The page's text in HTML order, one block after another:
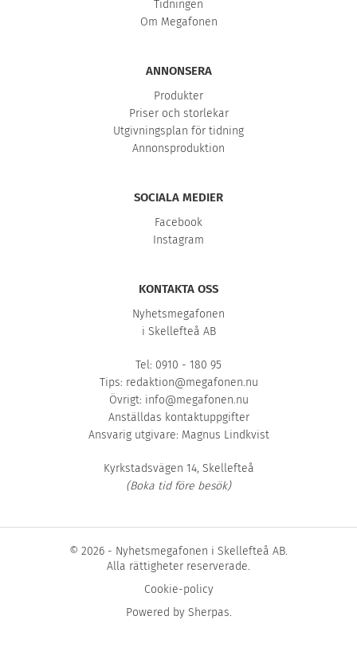
Tidningen
Om Megafonen
ANNONSERA
Produkter
Priser och storlekar
Utgivningsplan för tidning
Annonsproduktion
SOCIALA MEDIER
Facebook
Instagram
KONTAKTA OSS
Nyhetsmegafonen
i Skellefteå AB
Tel: 0910 - 180 95
Tips: redaktion@megafonen.nu
Övrigt: info@megafonen.nu
Anställdas kontaktuppgifter
Ansvarig utgivare: Magnus Lindkvist
Kyrkstadsvägen 14, Skellefteå
(Boka tid före besök)
© 2026 - Nyhetsmegafonen i Skellefteå AB.
Alla rättigheter reserverade.
Cookie-policy
Powered by Sherpas.